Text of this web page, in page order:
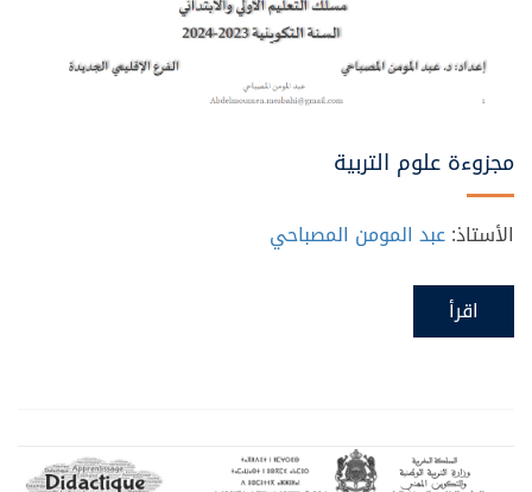
مجزوءة علوم التربية
الأستاذ:عبد المومن المصباحي
اقرأ